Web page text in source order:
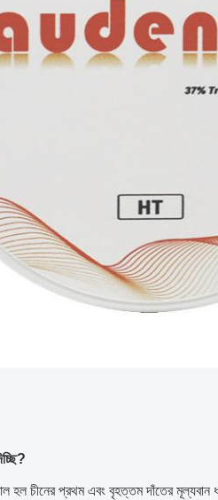
হল চীনের প্রথম এবং বৃহত্তম দাঁতের মূল্যবান